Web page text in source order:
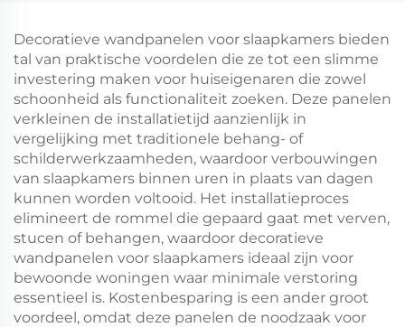
Decoratieve wandpanelen voor slaapkamers bieden
tal van praktische voordelen die ze tot een slimme
investering maken voor huiseigenaren die zowel
schoonheid als functionaliteit zoeken. Deze panelen
verkleinen de installatietijd aanzienlijk in
vergelijking met traditionele behang- of
schilderwerkzaamheden, waardoor verbouwingen
van slaapkamers binnen uren in plaats van dagen
kunnen worden voltooid. Het installatieproces
elimineert de rommel die gepaard gaat met verven,
stucen of behangen, waardoor decoratieve
wandpanelen voor slaapkamers ideaal zijn voor
bewoonde woningen waar minimale verstoring
essentieel is. Kostenbesparing is een ander groot
voordeel, omdat deze panelen de noodzaak voor